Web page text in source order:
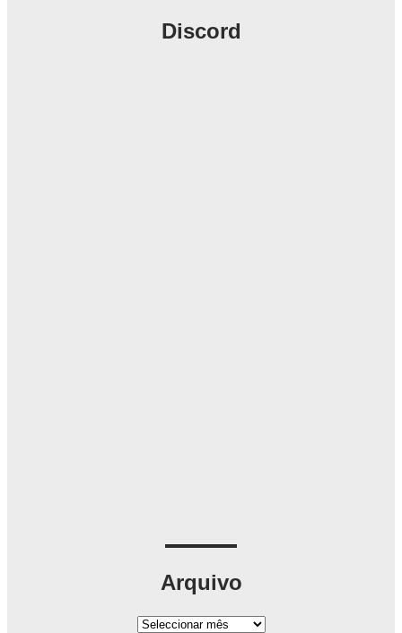
Discord
Arquivo
A